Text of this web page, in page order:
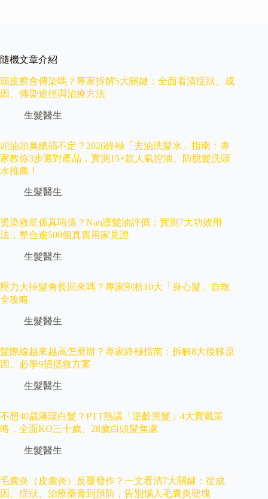
隨機文章介紹
頭皮癬會傳染嗎？專家拆解5大關鍵：全面看清症狀、成
因、傳染途徑與治療方法
生髮醫生
頭油頭臭總搞不定？2026終極「去油洗髮水」指南：專
家教你3步選對產品，實測15+款人氣控油、防脫髮洗頭
水推薦！
生髮醫生
燙染救星係真唔係？Nan護髮油評價：實測7大功效用
法，整合逾500個真實用家見證
生髮醫生
壓力大掉髮會長回來嗎？專家剖析10大「身心髮」自救
全攻略
生髮醫生
髮際線越來越高怎麼辦？專家終極指南：拆解8大後移原
因、必學9招拯救方案
生髮醫生
不想40歲滿頭白髮？PTT熱議「逆齡黑髮」4大實戰策
略，全面KO三十歲、28歲白頭髮焦慮
生髮醫生
毛囊炎（皮囊炎）反覆發作？一文看清7大關鍵：從成
因、症狀、治療藥膏到預防，告別惱人毛囊炎硬塊